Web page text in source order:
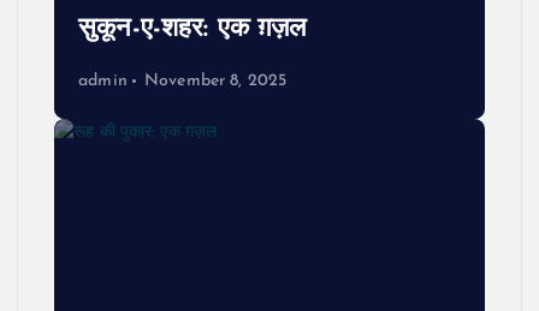
सुकून-ए-शहर: एक ग़ज़ल
admin November 8, 2025